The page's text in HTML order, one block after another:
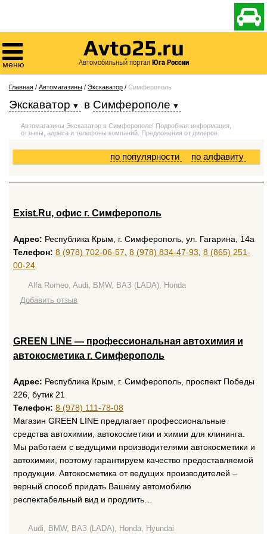


меню
Avto25.ru
Автомобильный порталЮга России
Главная / Автомагазины / Экскаватор / Симферополь
Экскаватор в Симферополе
Автомагазины Экскаватор в Симферополе! Подробная информация,
отзывы, адреса и телефоны компаний. Предложения от дилеров.
по алфавиту
по популярности
Exist.Ru, офис г. Симферополь
Адрес: Республика Крым, г. Симферополь, ул. Гагарина, 14а
Телефон: 8 (978) 702-06-57 8 (978) 834-47-93 8 (865) 251-
00-24
Alfa Romeo, Audi, BMW, ВАЗ (LADA), Honda
Добавить отзыв
GREEN LINE — профессиональная автохимия и
автокосметика г. Симферополь
Адрес: Республика Крым, г. Симферополь, проспект Победы
226, бутик 21
Телефон: 8 (978) 111-78-08
Магазин GREEN LINE предлагает профессиональные
средства автохимии, автокосметики и химии для клининга.
Мы работаем с ведущими производителями автокосметики и
автохимии, поэтому гарантируем качество предоставляемой
продукции. Автокосметика от ведущих производителей –
верный способ придать Вашему автомобилю
респектабельный вид и продлить…
Audi, BMW, ВАЗ (LADA), Honda, Hyundai